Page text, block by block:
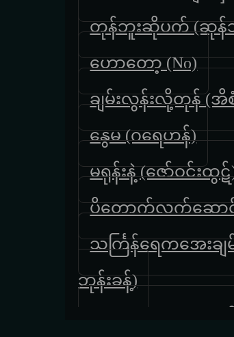
တုန်ဘူးဆိုပက် (ဆုန်သ
ဟောတော့ (No)
ချမ်းလွန်းလို့တုန် (အိ
နွေမ (ဂရေဟန်)
မရုန်းနဲ့ (ဇော်ဝင်းထွဋ်
ပိတောက်လက်ဆော
သင်္ကြန်ရေကအေးချ
ဘုန်းခန့်)